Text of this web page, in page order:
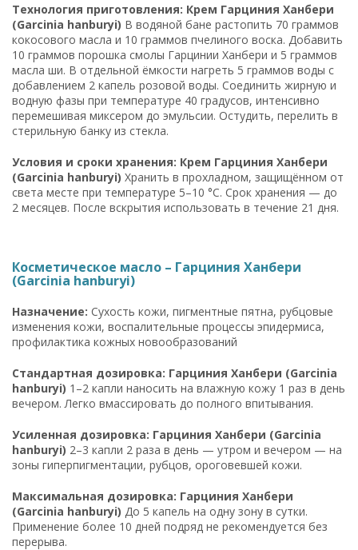
Технология приготовления: Крем Гарциния Ханбери
(Garcinia hanburyi) В водяной бане растопить 70 граммов
кокосового масла и 10 граммов пчелиного воска. Добавить
10 граммов порошка смолы Гарцинии Ханбери и 5 граммов
масла ши. В отдельной ёмкости нагреть 5 граммов воды с
добавлением 2 капель розовой воды. Соединить жирную и
водную фазы при температуре 40 градусов, интенсивно
перемешивая миксером до эмульсии. Остудить, перелить в
стерильную банку из стекла.
Условия и сроки хранения: Крем Гарциния Ханбери
(Garcinia hanburyi) Хранить в прохладном, защищённом от
света месте при температуре 5–10 °C. Срок хранения — до
2 месяцев. После вскрытия использовать в течение 21 дня.
Косметическое масло – Гарциния Ханбери
(Garcinia hanburyi)
Назначение: Сухость кожи, пигментные пятна, рубцовые
изменения кожи, воспалительные процессы эпидермиса,
профилактика кожных новообразований
Стандартная дозировка: Гарциния Ханбери (Garcinia
hanburyi) 1–2 капли наносить на влажную кожу 1 раз в день
вечером. Легко вмассировать до полного впитывания.
Усиленная дозировка: Гарциния Ханбери (Garcinia
hanburyi) 2–3 капли 2 раза в день — утром и вечером — на
зоны гиперпигментации, рубцов, ороговевшей кожи.
Максимальная дозировка: Гарциния Ханбери
(Garcinia hanburyi) До 5 капель на одну зону в сутки.
Применение более 10 дней подряд не рекомендуется без
перерыва.